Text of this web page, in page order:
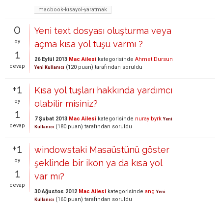
macbook-kısayol-yaratmak
0
oy
1
cevap
Yeni text dosyası oluşturma veya
açma kısa yol tuşu varmı ?
26 Eylül 2013 Mac Ailesi kategorisinde Ahmet Dursun
Yeni Kullanıcı (120 puan) tarafından soruldu
+1
oy
1
cevap
Kısa yol tuşları hakkında yardımcı
olabilir misiniz?
7 Şubat 2013 Mac Ailesi kategorisinde nuraylbyrk Yeni
Kullanıcı (180 puan) tarafından soruldu
+1
oy
1
cevap
windowstaki Masaüstünü göster
şeklinde bir ikon ya da kısa yol
var mı?
30 Ağustos 2012 Mac Ailesi kategorisinde ang Yeni
Kullanıcı (160 puan) tarafından soruldu